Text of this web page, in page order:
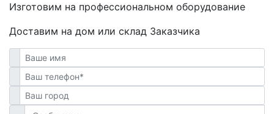
Изготовим на профессиональном оборудование
Доставим на дом или склад Заказчика